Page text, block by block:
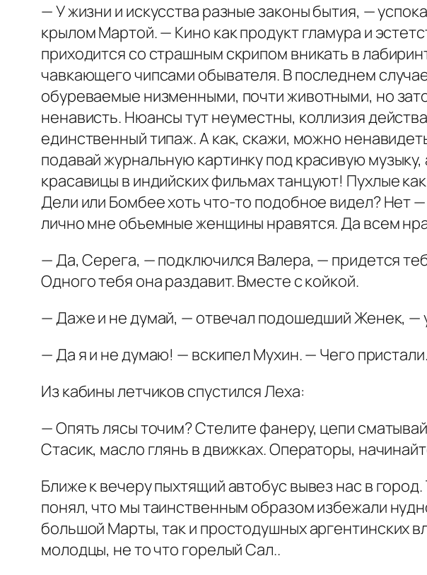
— У жизни и искусства разные законы бытия, —
крылом Мартой. — Кино как продукт гламура и
приходится со страшным скрипом вникать в
чавкающего чипсами обывателя. В последнем
обуреваемые низменными, почти животными, но
ненависть. Нюансы тут неуместны, коллизия
единственный типаж. А как, скажи, можно
подавай журнальную картинку под красивую
красавицы в индийских фильмах танцуют! Пухлые
Дели или Бомбее хоть что-то подобное видел? Нет
лично мне объемные женщины нравятся. Да всем
— Да, Серега, — подключился Валера, — придется
Одного тебя она раздавит. Вместе с койкой.
— Даже и не думай, — отвечал подошедший Женек, —
— Да я и не думаю! — вскипел Мухин. — Чего
Из кабины летчиков спустился Леха:
— Опять лясы точим? Стелите фанеру, цепи
Стасик, масло глянь в движках. Операторы,
Ближе к вечеру пыхтящий автобус вывез нас в
понял, что мы таинственным образом избежали
большой Марты, так и простодушных аргентинских
молодцы, не то что горелый Сал..